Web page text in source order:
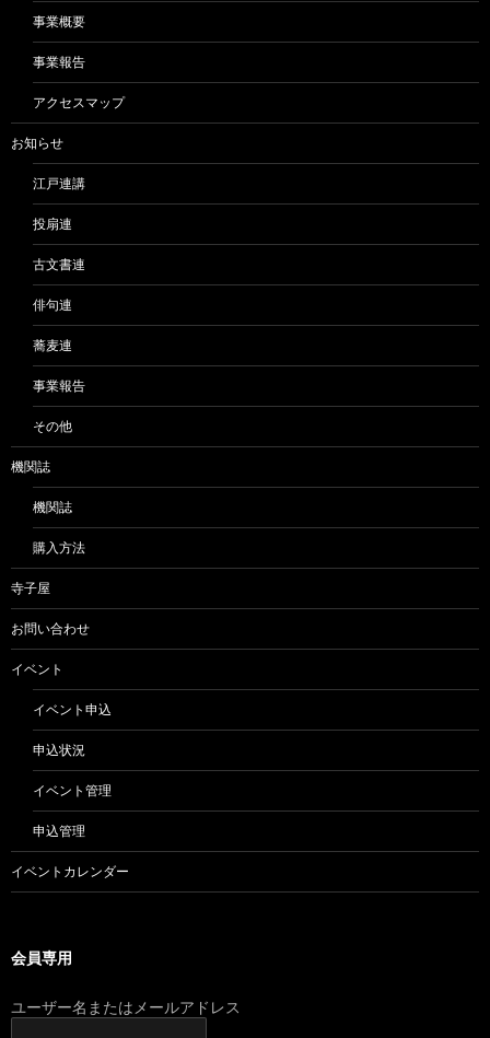
事業概要
事業報告
アクセスマップ
お知らせ
江戸連講
投扇連
古文書連
俳句連
蕎麦連
事業報告
その他
機関誌
機関誌
購入方法
寺子屋
お問い合わせ
イベント
イベント申込
申込状況
イベント管理
申込管理
イベントカレンダー
会員専用
ユーザー名またはメールアドレス